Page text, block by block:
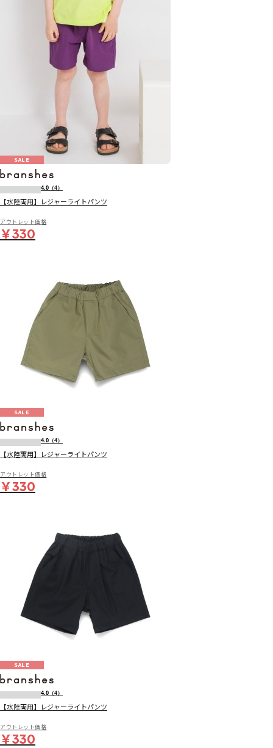
SALE
4.0 （4）
【水陸両用】レジャーライトパンツ
アウトレット価格
￥330
SALE
4.0 （4）
【水陸両用】レジャーライトパンツ
アウトレット価格
￥330
SALE
4.0 （4）
【水陸両用】レジャーライトパンツ
アウトレット価格
￥330